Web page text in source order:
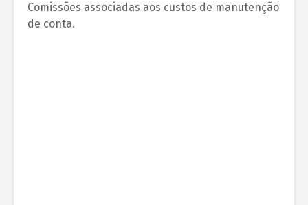
Comissões associadas aos custos de manutenção
de conta.